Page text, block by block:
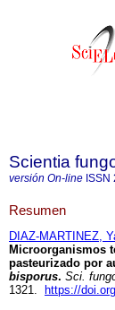
Scientia
versión On-line ISSN
Resumen
DIAZ-MARTINEZ,
Microorganismos
pasteurizado por
bisporus. Sci.
1321.
https://